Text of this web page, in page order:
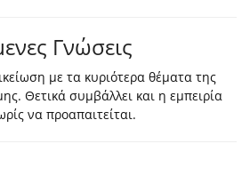
Γνώσεις
με τα κυριότερα θέματα της
Θετικά συμβάλλει και η εμπειρία
να προαπαιτείται.